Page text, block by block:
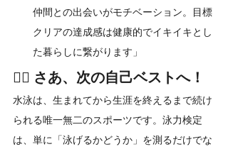
仲間との出会いがモチベーション。目標
クリアの達成感は健康的でイキイキとし
た暮らしに繋がります」
🏊‍♂️ さあ、次の自己ベストへ！
水泳は、生まれてから生涯を終えるまで続け
られる唯一無二のスポーツです。泳力検定
は、単に「泳げるかどうか」を測るだけでな